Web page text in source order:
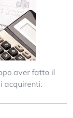
aver fatto il
acquirenti.